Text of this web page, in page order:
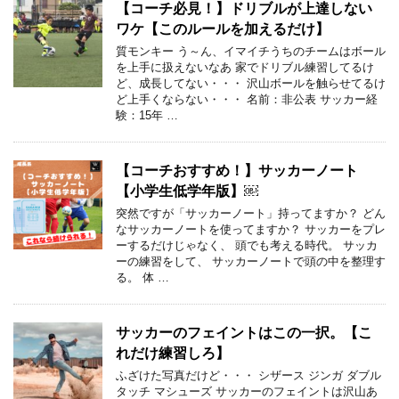
【コーチ必見！】ドリブルが上達しない
ワケ【このルールを加えるだけ】
質モンキー う～ん、イマイチうちのチームはボール
を上手に扱えないなあ 家でドリブル練習してるけ
ど、成長してない・・・ 沢山ボールを触らせてるけ
ど上手くならない・・・ 名前：非公表 サッカー経
験：15年 …
【コーチおすすめ！】サッカーノート
【小学生低学年版】￼
突然ですが「サッカーノート」持ってますか？ どん
なサッカーノートを使ってますか？ サッカーをプレ
ーするだけじゃなく、 頭でも考える時代。 サッカ
ーの練習をして、 サッカーノートで頭の中を整理す
る。 体 …
サッカーのフェイントはこの一択。【こ
れだけ練習しろ】
ふざけた写真だけど・・・ シザース ジンガ ダブル
タッチ マシューズ サッカーのフェイントは沢山あ